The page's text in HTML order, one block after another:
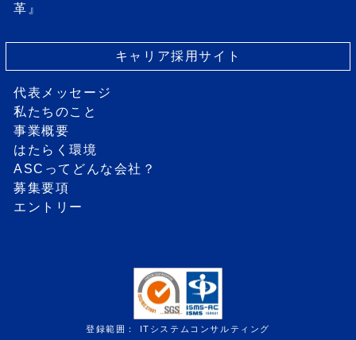
革』
キャリア採用サイト
代表メッセージ
私たちのこと
事業概要
はたらく環境
ASCってどんな会社？
募集要項
エントリー
登録範囲： ITシステムコンサルティング